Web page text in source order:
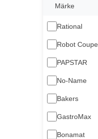
Märke
Rational
Robot Coupe
PAPSTAR
No-Name
Bakers
GastroMax
Bonamat